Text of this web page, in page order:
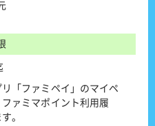
「ファミペイ」のマイペ
ァミマポイント利用履
。